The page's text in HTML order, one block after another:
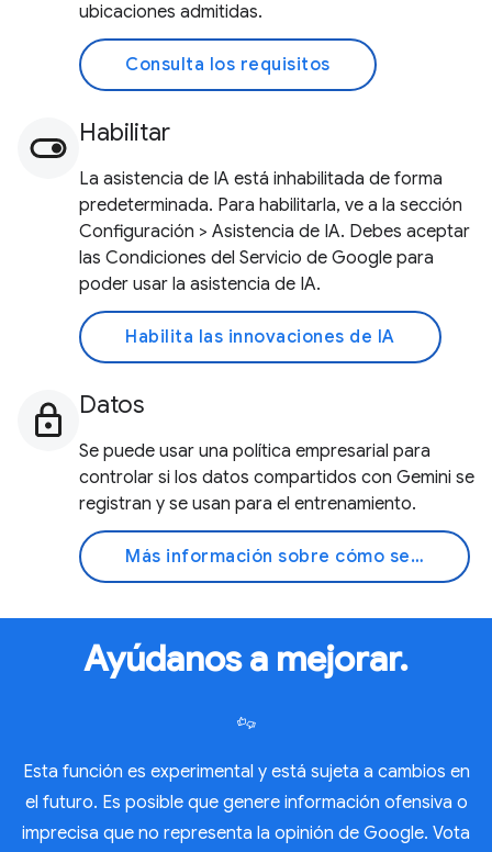
ubicaciones admitidas.
Consulta los requisitos
Habilitar
La asistencia de IA está inhabilitada de forma
predeterminada. Para habilitarla, ve a la sección
Configuración > Asistencia de IA. Debes aceptar
las Condiciones del Servicio de Google para
poder usar la asistencia de IA.
Habilita las innovaciones de IA
Datos
Se puede usar una política empresarial para
controlar si los datos compartidos con Gemini se
registran y se usan para el entrenamiento.
Más información sobre cómo se usan tus datos
Ayúdanos a mejorar.
Esta función es experimental y está sujeta a cambios en
el futuro. Es posible que genere información ofensiva o
imprecisa que no representa la opinión de Google. Vota